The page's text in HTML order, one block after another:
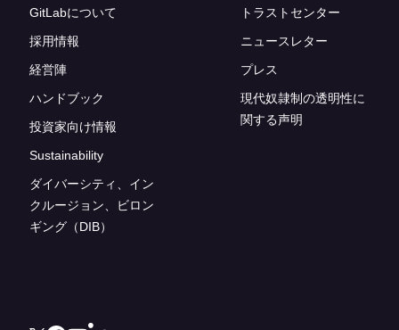
GitLabについて
採用情報
経営陣
ハンドブック
投資家向け情報
Sustainability
ダイバーシティ、イン
クルージョン、ビロン
ギング（DIB）
トラストセンター
ニュースレター
プレス
現代奴隷制の透明性に
関する声明